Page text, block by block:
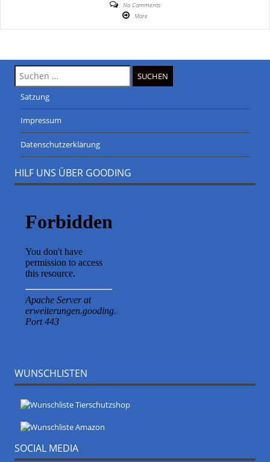
No Comments
More
Suche
nach:
Satzung
Impressum
Datenschutzerklärung
HILF UNS ÜBER GOODING
WUNSCHLISTEN
SOCIAL MEDIA